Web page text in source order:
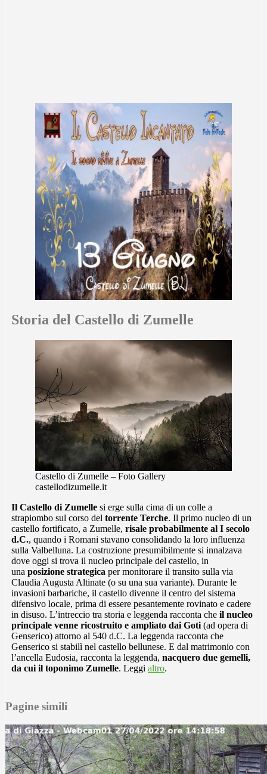
Storia del Castello di Zumelle
Castello di Zumelle – Foto Gallery
castellodizumelle.it
Il Castello di Zumelle si erge sulla cima di un colle a
strapiombo sul corso del torrente Terche. Il primo nucleo di un
castello fortificato, a Zumelle, risale probabilmente al I secolo
d.C., quando i Romani stavano consolidando la loro influenza
sulla Valbelluna. La costruzione presumibilmente si innalzava
dove oggi si trova il nucleo principale del castello, in
una posizione strategica per monitorare il transito sulla via
Claudia Augusta Altinate (o su una sua variante). Durante le
invasioni barbariche, il castello divenne il centro del sistema
difensivo locale, prima di essere pesantemente rovinato e cadere
in disuso. L’intreccio tra storia e leggenda racconta che il nucleo
principale venne ricostruito e ampliato dai Goti (ad opera di
Genserico) attorno al 540 d.C. La leggenda racconta che
Genserico si stabilì nel castello bellunese. E dal matrimonio con
l’ancella Eudosia, racconta la leggenda, nacquero due gemelli,
da cui il toponimo Zumelle. Leggi altro.
Pagine simili